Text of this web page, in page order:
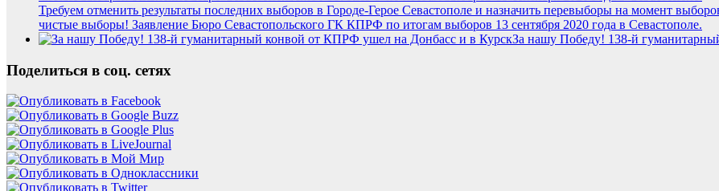
Требуем отменить результаты последних выборов в Городе-Герое Севастополе и назначить перевыборы на момент
чистые выборы! Заявление Бюро Севастопольского ГК КПРФ по итогам выборов 13 сентября 2020 года в Севастополе.
За нашу Победу! 138-й
Поделиться в соц. сетях